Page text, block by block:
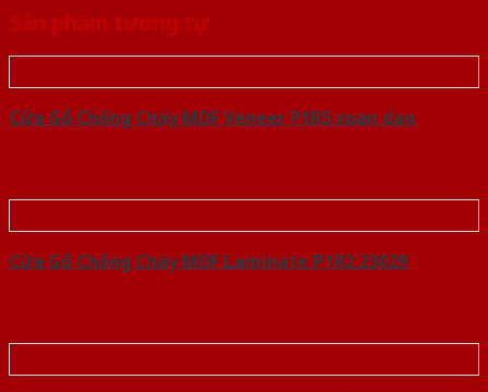
Sản phẩm tương tự
Cửa Gỗ Chống Cháy MDF Veneer P1R5 xoan dao
Cửa Gỗ Chống Cháy MDF Laminate P1R2 23029